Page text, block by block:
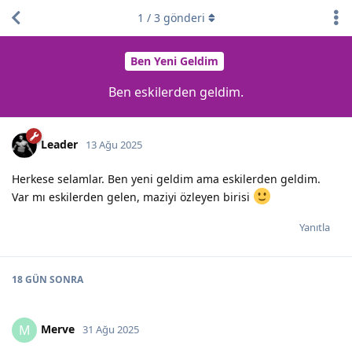
Ben Yeni Geldim
Ben eskilerden geldim.
1 / 3 gönderi
Leader 13 Ağu 2025
Herkese selamlar. Ben yeni geldim ama eskilerden geldim.
Var mı eskilerden gelen, maziyi özleyen birisi
Yanıtla
18 GÜN SONRA
M Merve 31 Ağu 2025